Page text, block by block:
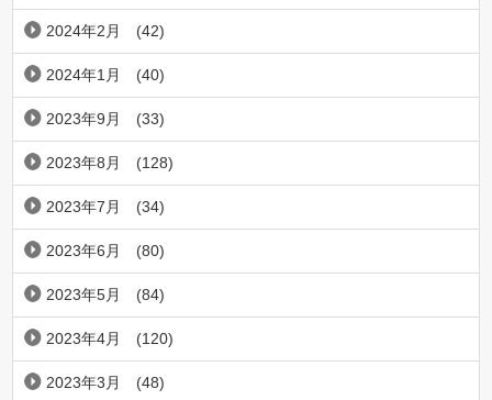
2024年2月 (42)
2024年1月 (40)
2023年9月 (33)
2023年8月 (128)
2023年7月 (34)
2023年6月 (80)
2023年5月 (84)
2023年4月 (120)
2023年3月 (48)